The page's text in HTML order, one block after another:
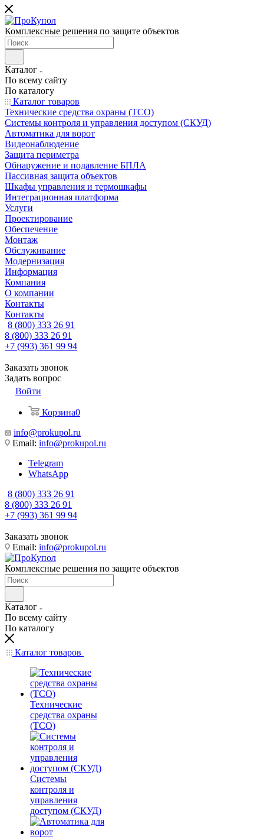
Комплексные решения по защите объектов
Каталог
По всему сайту
По каталогу
Каталог товаров
Технические средства охраны (ТСО)
Системы контроля и управления доступом (СКУД)
Автоматика для ворот
Видеонаблюдение
Защита периметра
Обнаружение и подавление БПЛА
Пассивная защита объектов
Шкафы управления и термошкафы
Интеграционная платформа
Услуги
Проектирование
Обеспечение
Монтаж
Обслуживание
Модернизация
Информация
Компания
О компании
Контакты
Контакты
8 (800) 333 26 91
8 (800) 333 26 91
+7 (993) 361 99 94
Заказать звонок
Задать вопрос
Войти
Корзина0
info@prokupol.ru
Email: info@prokupol.ru
Telegram
WhatsApp
8 (800) 333 26 91
8 (800) 333 26 91
+7 (993) 361 99 94
Заказать звонок
Email: info@prokupol.ru
Комплексные решения по защите объектов
Каталог
По всему сайту
По каталогу
Каталог товаров
Технические
средства охраны
(ТСО)
Системы
контроля и
управления
доступом (СКУД)